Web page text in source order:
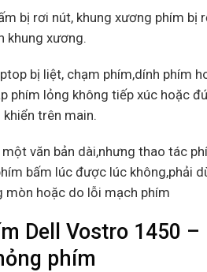
bị rơi nút, khung xương phím
khung xương.
bị liệt, chạm phím,dính phím
phím lỏng không tiếp xúc hoặc
khiển trên main.
một văn bản dài,nhưng thao tác
bấm lúc được lúc không,phải
mòn hoặc do lỗi mạch phím
Dell Vostro 1450
phím